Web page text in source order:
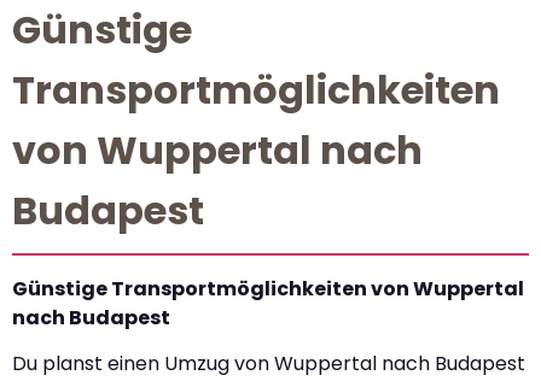
Günstige
Transportmöglichkeiten
von Wuppertal nach
Budapest
Günstige Transportmöglichkeiten von Wuppertal
nach Budapest
Du planst einen Umzug von Wuppertal nach Budapest